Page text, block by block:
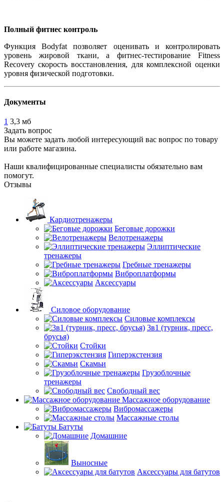
Полный фитнес контроль
Функция Bodyfat позволяет оценивать и контролировать
уровень жировой ткани, а фитнес-тестирование Fitness
Recovery скорость восстановления, для комплексной оценки
уровня физической подготовки.
Документы
1 3,3 мб
Задать вопрос
Вы можете задать любой интересующий вас вопрос по товару
или работе магазина.
Наши квалифицированные специалисты обязательно вам
помогут.
Отзывы
Кардиотренажеры
Беговые дорожки
Велотренажеры
Эллиптические
тренажеры
Гребные тренажеры
Виброплатформы
Аксессуары
Силовое оборудование
Силовые комплексы
3в1 (турник, пресс,
брусья)
Стойки
Гиперэкстензия
Скамьи
Грузоблочные
тренажеры
Свободный вес
Массажное оборудование
Вибромассажеры
Массажные столы
Батуты
Домашние
Выносные
Аксессуары для батутов